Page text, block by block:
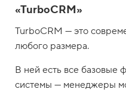
«TurboCRM»
TurboCRM — это
любого размера.
В ней есть все базовые
системы — менеджеры